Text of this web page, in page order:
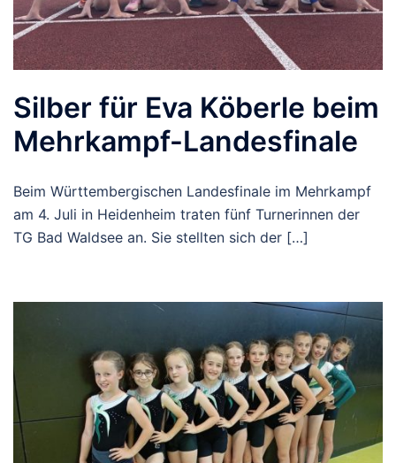
Silber für Eva Köberle beim
Mehrkampf-Landesfinale
Beim Württembergischen Landesfinale im Mehrkampf
am 4. Juli in Heidenheim traten fünf Turnerinnen der
TG Bad Waldsee an. Sie stellten sich der […]